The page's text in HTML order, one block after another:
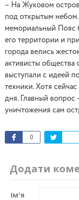
– На Жуковом
под открытым
мемориальный Пояс
его территории и
города велись
активисты общества
выступали с идеей
техники. Хотя
дня. Главный вопрос
уничтожения сам
0
Додати
Ім'я